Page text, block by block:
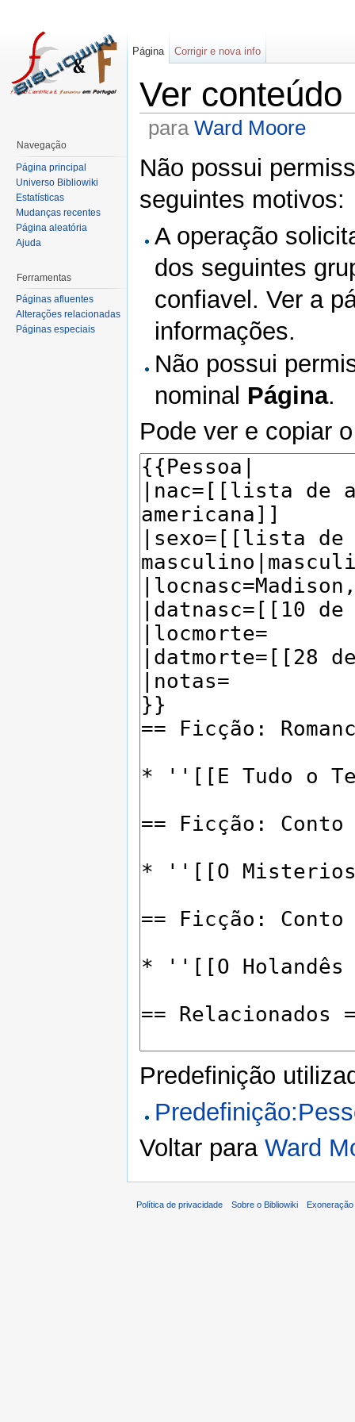
Ver conteúdo
para Ward Moore
Não possui
seguintes motivos:
A operação
dos seguintes
confiavel. Ver a
informações.
Não possui
nominal Página.
Pode ver e copiar
Predefinição
Voltar para Ward
Página Corrigir e nova info
Navegação
Página principal
Universo Bibliowiki
Estatísticas
Mudanças recentes
Página aleatória
Ajuda
Ferramentas
Páginas afluentes
Alterações relacionadas
Páginas especiais
Política de privacidade Sobre o Bibliowiki